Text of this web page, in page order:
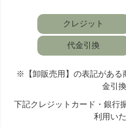
クレジット
代金引換
※【卸販売用】の表記がある
金引
下記クレジットカード・銀行
利用い